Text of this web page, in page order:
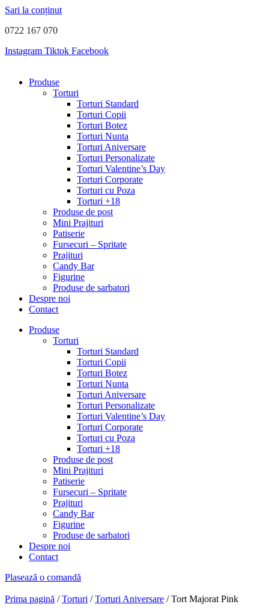
Sari la conținut
0722 167 070
Instagram Tiktok Facebook
Produse
Torturi
Torturi Standard
Torturi Copii
Torturi Botez
Torturi Nunta
Torturi Aniversare
Torturi Personalizate
Torturi Valentine’s Day
Torturi Corporate
Torturi cu Poza
Torturi +18
Produse de post
Mini Prajituri
Patiserie
Fursecuri – Spritate
Prajituri
Candy Bar
Figurine
Produse de sarbatori
Despre noi
Contact
Produse
Torturi
Torturi Standard
Torturi Copii
Torturi Botez
Torturi Nunta
Torturi Aniversare
Torturi Personalizate
Torturi Valentine’s Day
Torturi Corporate
Torturi cu Poza
Torturi +18
Produse de post
Mini Prajituri
Patiserie
Fursecuri – Spritate
Prajituri
Candy Bar
Figurine
Produse de sarbatori
Despre noi
Contact
Plasează o comandă
Prima pagină /Torturi /Torturi Aniversare / Tort Majorat Pink